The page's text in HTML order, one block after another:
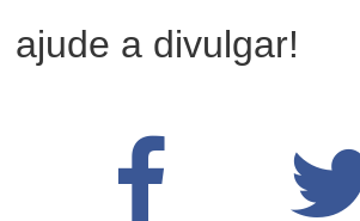
ajude a divulgar!